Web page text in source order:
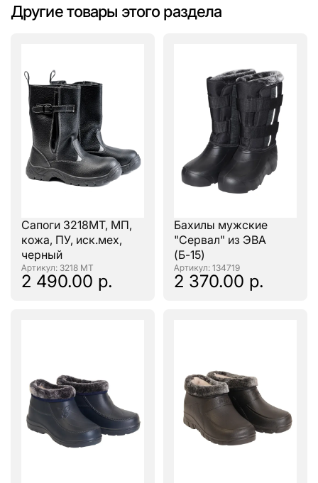
Другие товары этого раздела
Сапоги 3218МТ, МП,
кожа, ПУ, иск.мех,
черный
: 3218 МТ
2 490.00 р.
Бахилы мужские
"Сервал" из ЭВА
(Б-15)
: 134719
2 370.00 р.